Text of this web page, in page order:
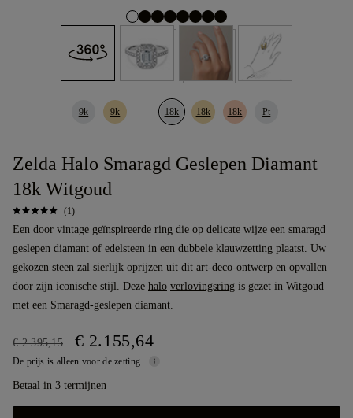
9k 9k 18k 18k 18k Pt
Zelda Halo Smaragd Geslepen Diamant
18k Witgoud
(1)
Een door vintage geïnspireerde ring die op delicate wijze een smaragd
geslepen diamant of edelsteen in een dubbele klauwzetting plaatst. Uw
gekozen steen zal sierlijk oprijzen uit dit art-deco-ontwerp en opvallen
door zijn iconische stijl. Deze halo verlovingsring is gezet in Witgoud
met een Smaragd-geslepen diamant.
€ 2.395,15 € 2.155,64
De prijs is alleen voor de zetting.
Betaal in 3 termijnen